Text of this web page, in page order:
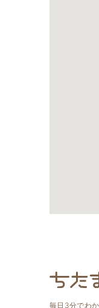
毎日3分でわ